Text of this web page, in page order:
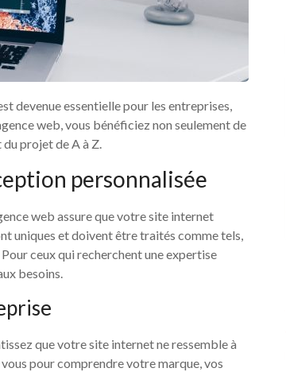
devenue essentielle pour les entreprises,
web, vous bénéficiez non seulement de
projet de A à Z.
personnalisée
web assure que votre site internet
uniques et doivent être traités comme tels,
ceux qui recherchent une expertise
besoins.
que votre site internet ne ressemble à
pour comprendre votre marque, vos